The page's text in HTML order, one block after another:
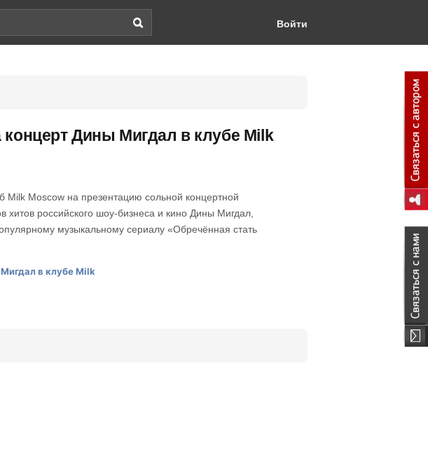
Войти
концерт Дины Мигдал в клубе Milk
Milk Moscow на презентацию сольной концертной
российского шоу-бизнеса и кино Дины Мигдал,
музыкальному сериалу «Обречённая стать